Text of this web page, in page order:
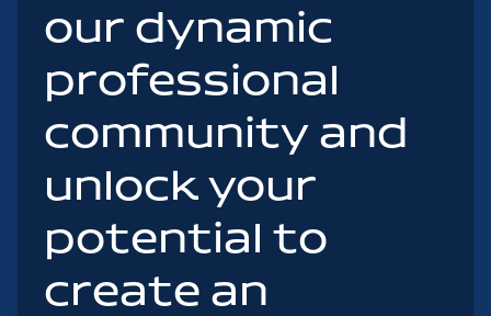
our dynamic
professional
community and
unlock your
potential to
create an